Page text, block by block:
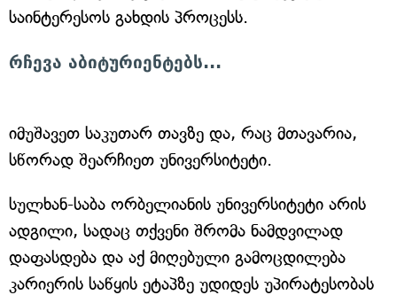
საინტერესოს გახდის პროცესს.
რჩევა აბიტურიენტებს...
იმუშავეთ საკუთარ თავზე და, რაც მთავარია,
სწორად შეარჩიეთ უნივერსიტეტი.
სულხან-საბა ორბელიანის უნივერსიტეტი არის
ადგილი, სადაც თქვენი შრომა ნამდვილად
დაფასდება და აქ მიღებული გამოცდილება
კარიერის საწყის ეტაპზე უდიდეს უპირატესობას